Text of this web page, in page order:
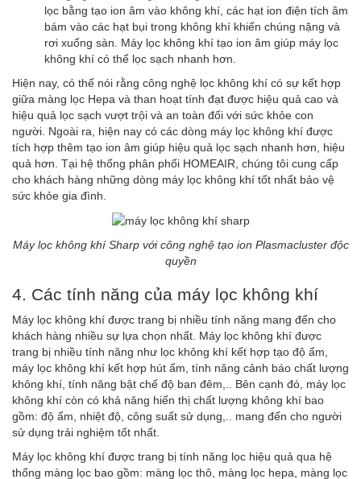
lọc bằng tạo ion âm vào không khí, các hạt ion điện tích âm
bám vào các hạt bụi trong không khí khiến chúng nặng và
rơi xuống sàn. Máy lọc không khí tạo ion âm giúp máy lọc
không khí có thể lọc sạch nhanh hơn.
Hiện nay, có thể nói rằng công nghệ lọc không khí có sự kết hợp
giữa màng lọc Hepa và than hoạt tính đạt được hiệu quả cao và
hiệu quả lọc sạch vượt trội và an toàn đối với sức khỏe con
người. Ngoài ra, hiện nay có các dòng máy lọc không khí được
tích hợp thêm tạo ion âm giúp hiệu quả lọc sạch nhanh hơn, hiệu
quả hơn. Tại hệ thống phân phối HOMEAIR, chúng tôi cung cấp
cho khách hàng những dòng máy lọc không khí tốt nhất bảo vệ
sức khỏe gia đình.
Máy lọc không khí Sharp với công nghệ tạo ion Plasmacluster độc
quyền
4. Các tính năng của máy lọc không khí
Máy lọc không khí được trang bị nhiều tính năng mang đến cho
khách hàng nhiều sự lựa chọn nhất. Máy lọc không khí được
trang bị nhiều tính năng như lọc không khí kết hợp tạo độ ẩm,
máy lọc không khí kết hợp hút ẩm, tính năng cảnh báo chất lượng
không khí, tính năng bật chế độ ban đêm,.. Bên cạnh đó, máy lọc
không khí còn có khả năng hiển thị chất lượng không khí bao
gồm: độ ẩm, nhiệt độ, công suất sử dụng,.. mang đến cho người
sử dụng trải nghiệm tốt nhất.
Máy lọc không khí được trang bị tính năng lọc hiệu quả qua hệ
thống màng lọc bao gồm: màng lọc thô, màng lọc hepa, màng lọc